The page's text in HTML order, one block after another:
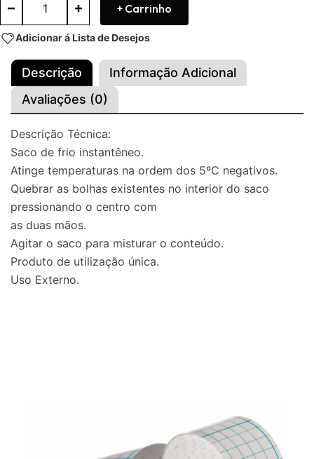
+ Carrinho
Adicionar á Lista de Desejos
Descrição
Informação Adicional
Avaliações (0)
Descrição Técnica:
Saco de frio instantêneo.
Atinge temperaturas na ordem dos 5ºC negativos.
Quebrar as bolhas existentes no interior do saco
pressionando o centro com
as duas mãos.
Agitar o saco para misturar o conteúdo.
Produto de utilização única.
Uso Externo.